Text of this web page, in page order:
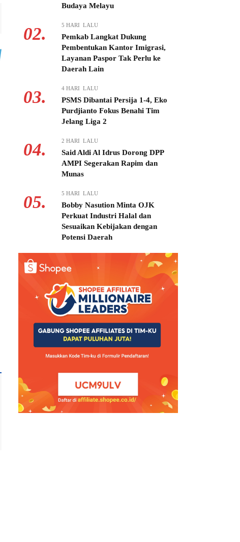
Budaya Melayu
02. 5 HARI LALU
Pemkab Langkat Dukung
Pembentukan Kantor Imigrasi,
Layanan Paspor Tak Perlu ke
Daerah Lain
03. 4 HARI LALU
PSMS Dibantai Persija 1-4, Eko
Purdjianto Fokus Benahi Tim
Jelang Liga 2
04. 2 HARI LALU
Said Aldi Al Idrus Dorong DPP
AMPI Segerakan Rapim dan
Munas
05. 5 HARI LALU
Bobby Nasution Minta OJK
Perkuat Industri Halal dan
Sesuaikan Kebijakan dengan
Potensi Daerah